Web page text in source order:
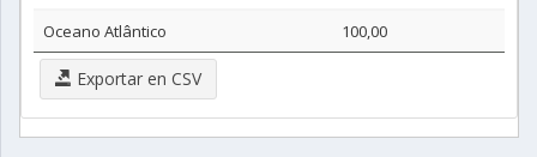
Oceano Atlântico
100,00
Exportar en CSV